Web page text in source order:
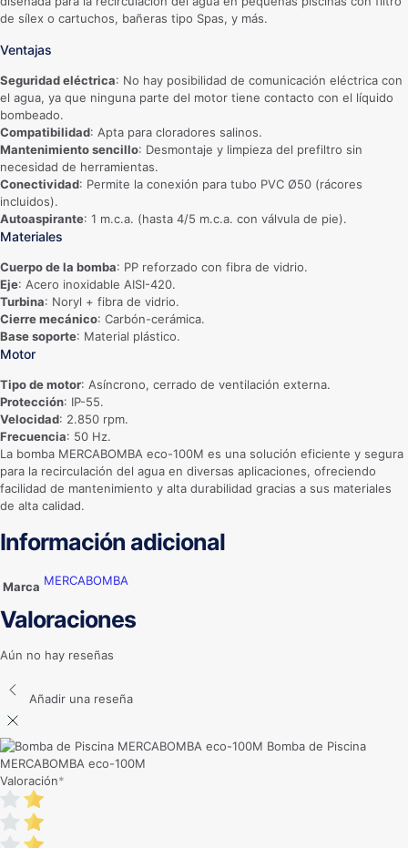
de sílex o cartuchos, bañeras tipo Spas, y más.
Ventajas
Seguridad eléctrica: No hay posibilidad de comunicación eléctrica con
el agua, ya que ninguna parte del motor tiene contacto con el líquido
bombeado.
Compatibilidad: Apta para cloradores salinos.
Mantenimiento sencillo: Desmontaje y limpieza del prefiltro sin
necesidad de herramientas.
Conectividad: Permite la conexión para tubo PVC Ø50 (rácores
incluidos).
Autoaspirante: 1 m.c.a. (hasta 4/5 m.c.a. con válvula de pie).
Materiales
Cuerpo de la bomba: PP reforzado con fibra de vidrio.
Eje: Acero inoxidable AISI-420.
Turbina: Noryl + fibra de vidrio.
Cierre mecánico: Carbón-cerámica.
Base soporte: Material plástico.
Motor
Tipo de motor: Asíncrono, cerrado de ventilación externa.
Protección: IP-55.
Velocidad: 2.850 rpm.
Frecuencia: 50 Hz.
La bomba MERCABOMBA eco-100M es una solución eficiente y segura
para la recirculación del agua en diversas aplicaciones, ofreciendo
facilidad de mantenimiento y alta durabilidad gracias a sus materiales
de alta calidad.
Información adicional
Marca MERCABOMBA
Valoraciones
Aún no hay reseñas
Añadir una reseña
Bomba de Piscina
MERCABOMBA eco-100M
Valoración*